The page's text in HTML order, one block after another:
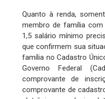
Quanto à renda,
membro de família
1,5 salário mínimo
que confirmem sua
família no Cadastro
Governo Federal
comprovante de
comprovante de